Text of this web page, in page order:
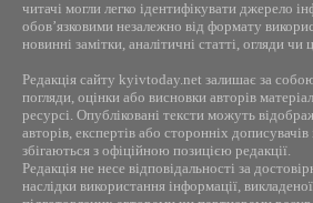
читачі могли легко ідентифікувати джерело
обов’язковими незалежно від формату
новинні замітки, аналітичні статті, огляди чи
Редакція сайту kyivtoday.net залишає за
погляди, оцінки або висновки авторів
ресурсі. Опубліковані тексти можуть
авторів, експертів або сторонніх дописувачів
збігаються з офіційною позицією редакції.
Редакція не несе відповідальності за
наслідки використання інформації,